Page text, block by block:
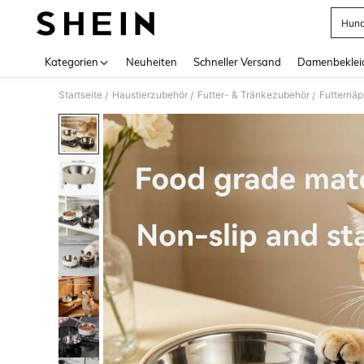
Kategorien Neuheiten Schneller Versand
Startseite / Haustierzubehör / Futter- & Tränkezubehör /